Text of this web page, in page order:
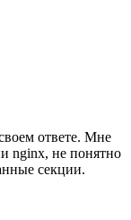
ответе. Мне
nginx, не понятно
секции.